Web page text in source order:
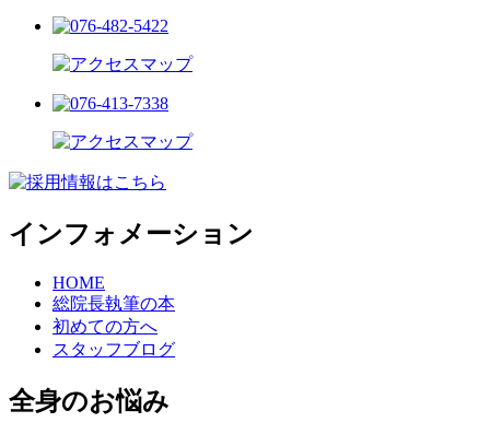
インフォメーション
HOME
総院長執筆の本
初めての方へ
スタッフブログ
全身のお悩み